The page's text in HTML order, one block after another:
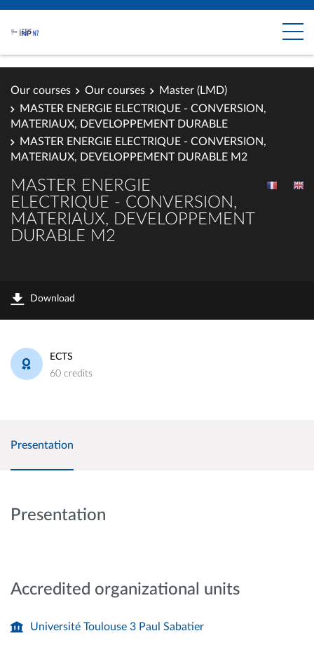
Our courses Our courses
Master (LMD)
MASTER ENERGIE ELECTRIQUE - CONVERSION,
MATERIAUX, DEVELOPPEMENT DURABLE
MASTER ENERGIE ELECTRIQUE - CONVERSION,
MATERIAUX, DEVELOPPEMENT DURABLE M2
MASTER ENERGIE
ELECTRIQUE - CONVERSION,
MATERIAUX, DEVELOPPEMENT
DURABLE M2
Download
ECTS
60 credits
Presentation
Presentation
Accredited organizational units
Université Toulouse 3 Paul Sabatier